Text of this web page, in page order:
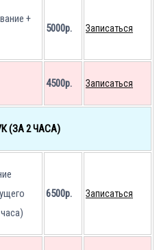
+
5000р. Записаться
4500р. Записаться
(ЗА 2 ЧАСА)
6500р. Записаться